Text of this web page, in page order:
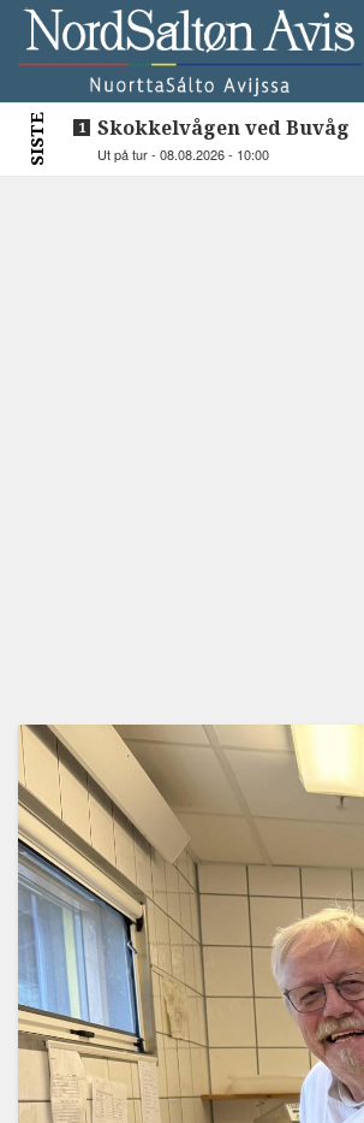
SISTE Skokkelvågen ved Buvåg
Ut på tur - 08.08.2026 - 10:00